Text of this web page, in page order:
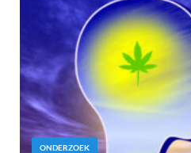
ONDERZOEK